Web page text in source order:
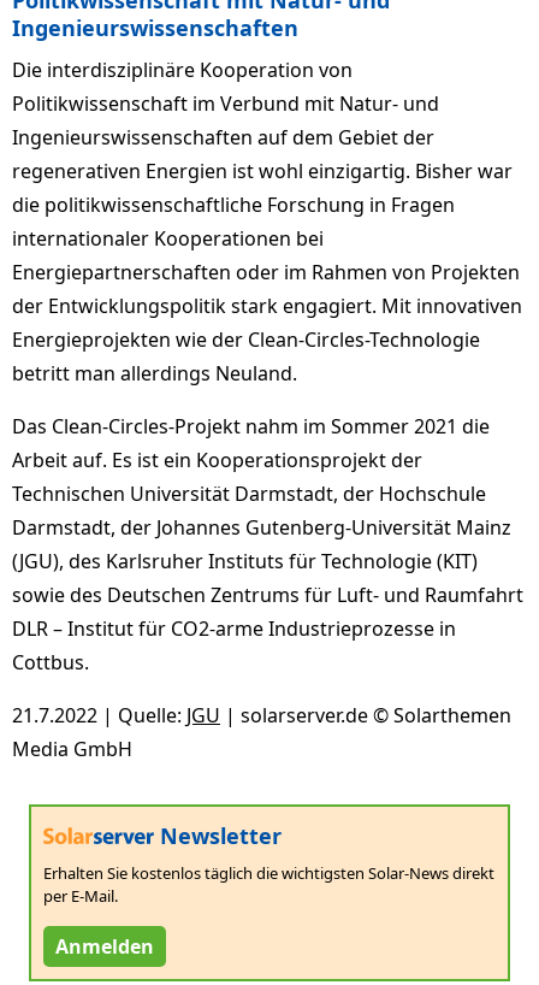
Ingenieurswissenschaften
Die interdisziplinäre Kooperation von
Politikwissenschaft im Verbund mit Natur- und
Ingenieurswissenschaften auf dem Gebiet der
regenerativen Energien ist wohl einzigartig. Bisher war
die politikwissenschaftliche Forschung in Fragen
internationaler Kooperationen bei
Energiepartnerschaften oder im Rahmen von Projekten
der Entwicklungspolitik stark engagiert. Mit innovativen
Energieprojekten wie der Clean-Circles-Technologie
betritt man allerdings Neuland.
Das Clean-Circles-Projekt nahm im Sommer 2021 die
Arbeit auf. Es ist ein Kooperationsprojekt der
Technischen Universität Darmstadt, der Hochschule
Darmstadt, der Johannes Gutenberg-Universität Mainz
(JGU), des Karlsruher Instituts für Technologie (KIT)
sowie des Deutschen Zentrums für Luft- und Raumfahrt
DLR – Institut für CO2-arme Industrieprozesse in
Cottbus.
21.7.2022 | Quelle: JGU | solarserver.de © Solarthemen
Media GmbH
Newsletter
Erhalten Sie kostenlos täglich die wichtigsten Solar-News direkt
per E-Mail.
Anmelden